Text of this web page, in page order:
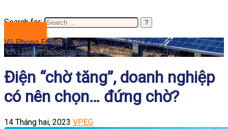
Search for:
Vũ Phong Energy Group >Tin Tức & Sự Kiện>Tin tức>Điện
“chờ tăng”, doanh nghiệp có nên chọn… đứng chờ?
Điện “chờ tăng”, doanh nghiệp
có nên chọn… đứng chờ?
14 Tháng hai, 2023 VPEG